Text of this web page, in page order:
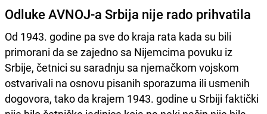
Odluke AVNOJ-a Srbija nije rado prihvatila
Od 1943. godine pa sve do kraja rata kada su bili
primorani da se zajedno sa Nijemcima povuku iz
Srbije, četnici su saradnju sa njemačkom vojskom
ostvarivali na osnovu pisanih sporazuma ili usmenih
dogovora, tako da krajem 1943. godine u Srbiji faktički